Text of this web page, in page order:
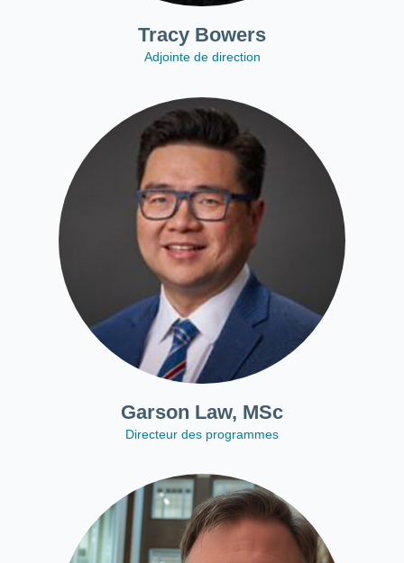
Tracy Bowers
Adjointe de direction
Garson Law, MSc
Directeur des programmes